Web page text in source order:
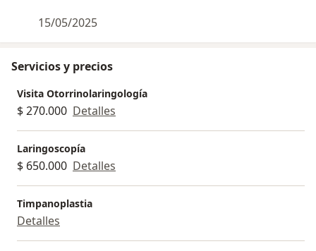
15/05/2025
Servicios y precios
Visita Otorrinolaringología
$ 270.000 Detalles
Laringoscopía
$ 650.000 Detalles
Timpanoplastia
Detalles